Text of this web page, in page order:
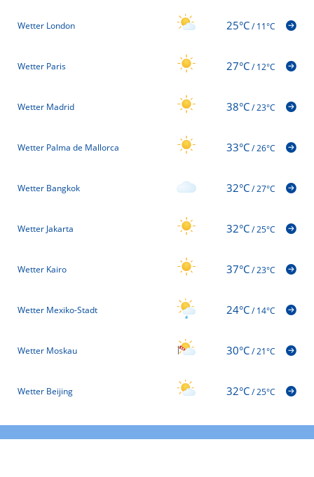
Wetter London 25°C/11°C
Wetter Paris 27°C/12°C
Wetter Madrid 38°C/23°C
Wetter Palma de Mallorca 33°C/26°C
Wetter Bangkok 32°C/27°C
Wetter Jakarta 32°C/25°C
Wetter Kairo 37°C/23°C
Wetter Mexiko-Stadt 24°C/14°C
Wetter Moskau 30°C/21°C
Wetter Beijing 32°C/25°C